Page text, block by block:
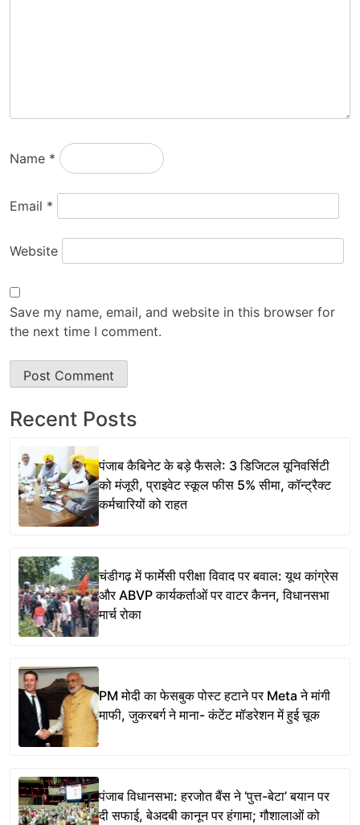
Name *
Email *
Website
Save my name, email, and website in this browser for
the next time I comment.
Recent Posts
पंजाब कैबिनेट के बड़े फैसले: 3 डिजिटल यूनिवर्सिटी
को मंजूरी, प्राइवेट स्कूल फीस 5% सीमा, कॉन्ट्रैक्ट
कर्मचारियों को राहत
चंडीगढ़ में फार्मेसी परीक्षा विवाद पर बवाल: यूथ कांग्रेस
और ABVP कार्यकर्ताओं पर वाटर कैनन, विधानसभा
मार्च रोका
PM मोदी का फेसबुक पोस्ट हटाने पर Meta ने मांगी
माफी, जुकरबर्ग ने माना- कंटेंट मॉडरेशन में हुई चूक
पंजाब विधानसभा: हरजोत बैंस ने ‘पुत्त-बेटा’ बयान पर
दी सफाई, बेअदबी कानून पर हंगामा; गौशालाओं को